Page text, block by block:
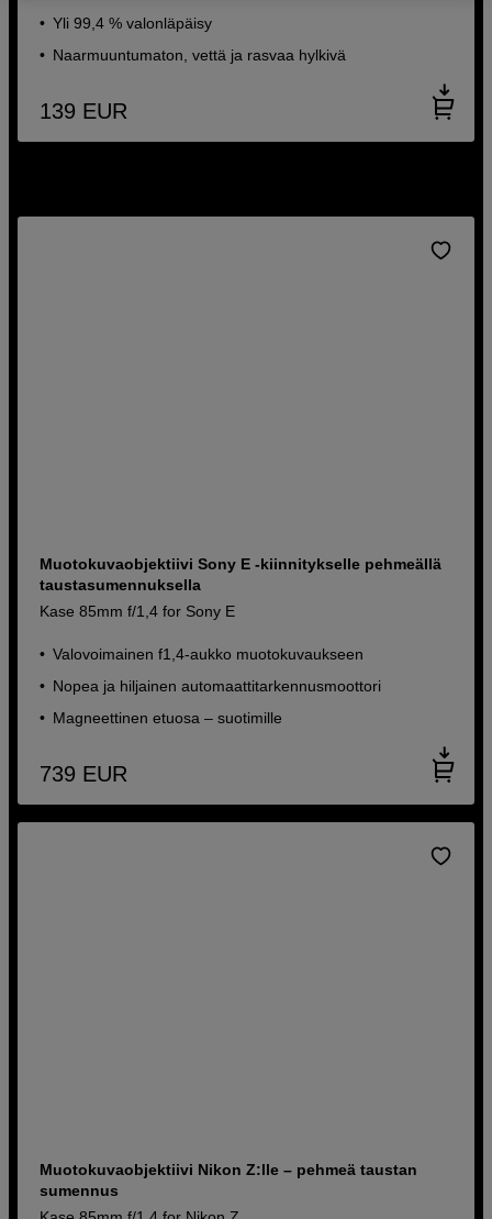
Yli 99,4 % valonläpäisy
Naarmuuntumaton, vettä ja rasvaa hylkivä
139 EUR
Muotokuvaobjektiivi Sony E -kiinnitykselle pehmeällä
taustasumennuksella
Kase 85mm f/1,4 for Sony E
Valovoimainen f1,4-aukko muotokuvaukseen
Nopea ja hiljainen automaattitarkennusmoottori
Magneettinen etuosa – suotimille
739 EUR
Muotokuvaobjektiivi Nikon Z:lle – pehmeä taustan
sumennus